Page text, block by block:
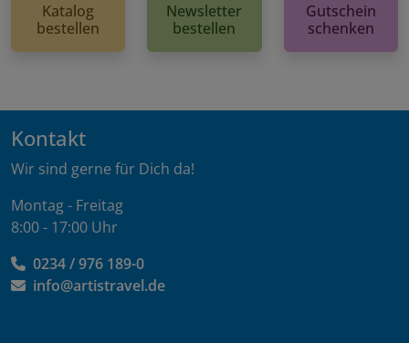
Katalog
bestellen
Newsletter
bestellen
Gutschein
schenken
Kontakt
Wir sind gerne für Dich da!
Montag - Freitag
8:00 - 17:00 Uhr
0234 / 976 189-0
info@artistravel.de